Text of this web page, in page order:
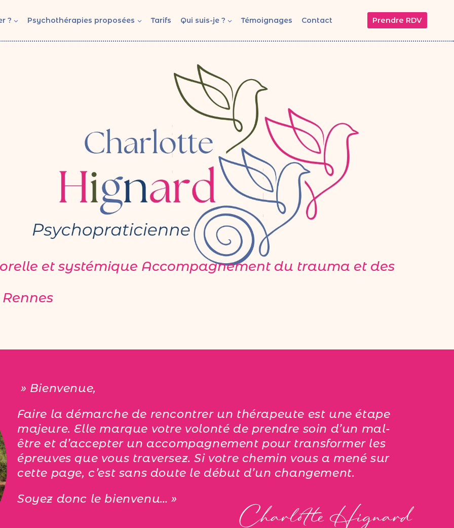
? Psychothérapies proposées Tarifs Qui suis-je ? Témoignages Contact Prendre RDV
et systémique Accompagnement du trauma et des
» Bienvenue,
Faire la démarche de rencontrer un thérapeute est une étape
majeure. Elle marque votre volonté de prendre soin d’un mal-
être et d’accepter un accompagnement pour transformer les
épreuves que vous traversez. Si votre chemin vous a mené sur
cette page, c’est sans doute le début d’un changement.
Soyez donc le bienvenu… »
Charlotte Hignard